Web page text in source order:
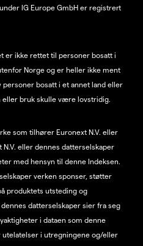
IG Europe GmbH er registrert
er ikke rettet til personer bosatt i
Norge og er heller ikke ment
bosatt i et annet land eller
bruk skulle være lovstridig.
som tilhører Euronext N.V. eller
eller dennes datterselskaper
med hensyn til denne Indeksen.
verken sponser, støtter
produktets utsteding og
datterselskaper sier fra seg
i dataen som denne
utelatelser i utregningene og/eller